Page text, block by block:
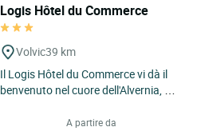
Logis Hôtel du Commerce
Volvic39 km
Il Logis Hôtel du Commerce vi dà il
benvenuto nel cuore dell'Alvernia, a
potrete scoprire,...A partire da